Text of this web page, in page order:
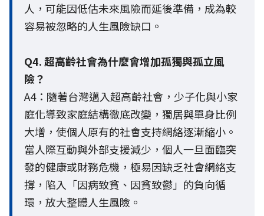
人，可能因低估未來風險而延後準備，成為較
容易被忽略的人生風險缺口。
Q4. 超高齡社會為什麼會增加孤獨與孤立風
險？
A4：隨著台灣邁入超高齡社會，少子化與小家
庭化導致家庭結構徹底改變，獨居與單身比例
大增，使個人原有的社會支持網絡逐漸縮小。
當人際互動與外部支援減少，個人一旦面臨突
發的健康或財務危機，極易因缺乏社會網絡支
撐，陷入「因病致貧、因貧致鬱」的負向循
環，放大整體人生風險。